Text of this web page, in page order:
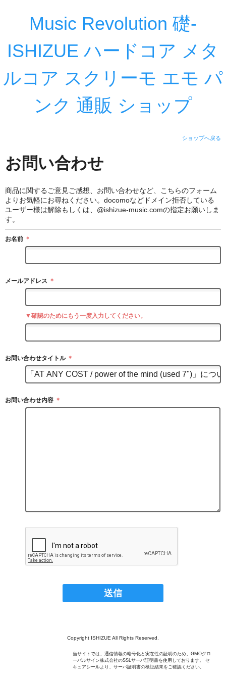
Music Revolution 礎-
ISHIZUE ハードコア メタ
ルコア スクリーモ エモ パ
ンク 通販 ショップ
ショップへ戻る
お問い合わせ
商品に関するご意見ご感想、お問い合わせなど、こちらのフォーム
よりお気軽にお尋ねください。docomoなどドメイン拒否している
ユーザー様は解除もしくは、@ishizue-music.comの指定お願いしま
す。
お名前 ＊
メールアドレス ＊
▼確認のためにもう一度入力してください。
お問い合わせタイトル ＊
お問い合わせ内容 ＊
Copyright ISHIZUE All Rights Reserved.
当サイトでは、通信情報の暗号化と実在性の証明のため、GMOグロ
ーバルサイン株式会社のSSLサーバ証明書を使用しております。 セ
キュアシールより、サーバ証明書の検証結果をご確認ください。